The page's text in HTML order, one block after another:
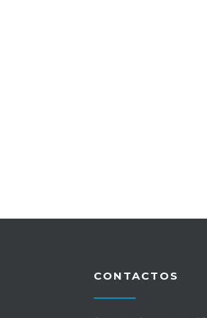
CONTACTOS